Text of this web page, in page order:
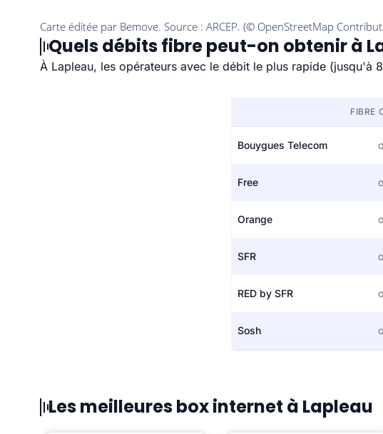
Quels débits fibre peut-on obtenir à
À Lapleau, les opérateurs avec le débit le plus rapide (jusqu'à
FIBRE
Bouygues Telecom
Free
Orange
SFR
RED by SFR
Sosh
Les meilleures box internet à Lapleau